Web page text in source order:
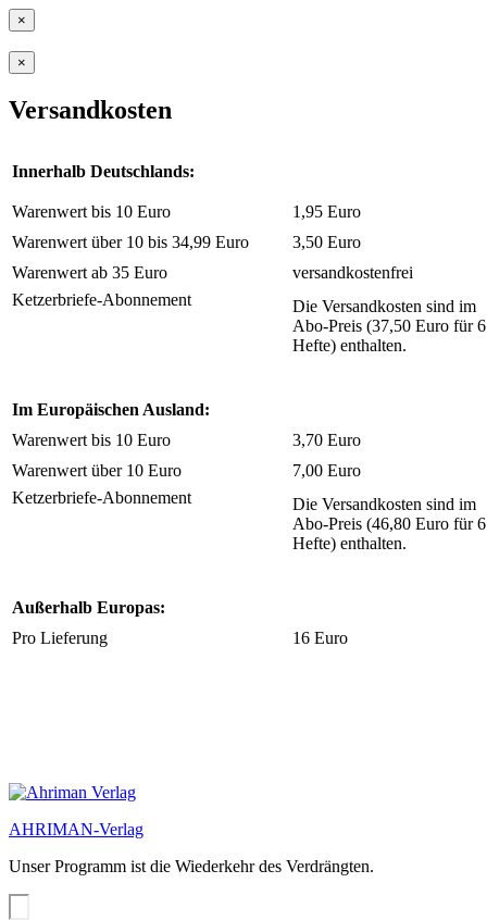
×
×
Versandkosten
Innerhalb Deutschlands:
Warenwert bis 10 Euro
1,95 Euro
Warenwert über 10 bis 34,99 Euro
3,50 Euro
Warenwert ab 35 Euro
versandkostenfrei
Ketzerbriefe-Abonnement
Die Versandkosten sind im
Abo-Preis (37,50 Euro für 6
Hefte) enthalten.
Im Europäischen Ausland:
Warenwert bis 10 Euro
3,70 Euro
Warenwert über 10 Euro
7,00 Euro
Ketzerbriefe-Abonnement
Die Versandkosten sind im
Abo-Preis (46,80 Euro für 6
Hefte) enthalten.
Außerhalb Europas:
Pro Lieferung
16 Euro
AHRIMAN-Verlag
Unser Programm ist die Wiederkehr des Verdrängten.